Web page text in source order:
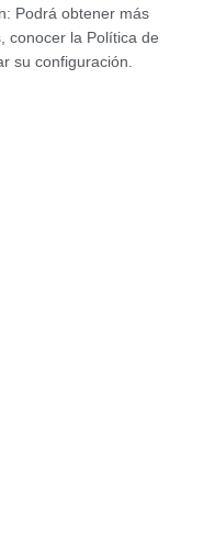
Podrá obtener más
conocer la Política de
su configuración.